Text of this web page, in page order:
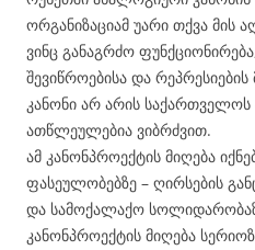
ორგანიზაციამ უარი თქვა მის
ვინც განაგრძო
შევიწროებისა და
კანონი არ არის საქართველოს
ათწლეულებია ვიბრძვით.
ამ კანონპროექტის მიღება
ფასეულობებზე – ღირსების
და სამოქალაქო
კანონპროექტის მიღება